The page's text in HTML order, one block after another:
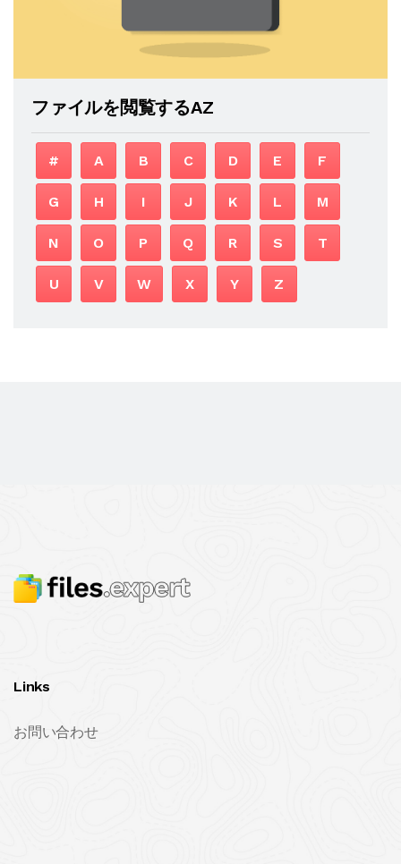
ファイルを閲覧するAZ
# A B C D E F
G H I J K L M
N O P Q R S T
U V W X Y Z
Links
お問い合わせ